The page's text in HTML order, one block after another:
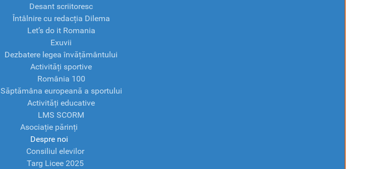
Desant scriitoresc
Întâlnire cu redacția Dilema
Let’s do it Romania
Exuvii
Dezbatere legea învățământului
Activități sportive
România 100
Săptămâna europeană a sportului
Activități educative
LMS SCORM
Asociație părinți
Despre noi
Consiliul elevilor
Targ Licee 2025